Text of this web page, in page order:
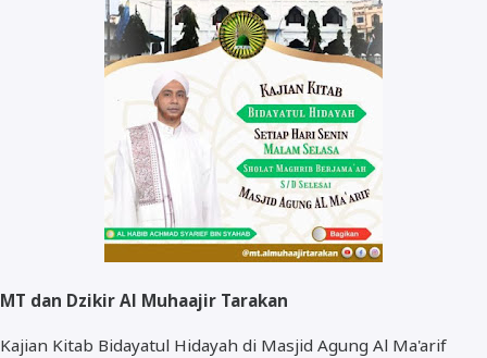
MT dan Dzikir Al Muhaajir Tarakan
Kajian Kitab Bidayatul Hidayah di Masjid Agung Al Ma'arif